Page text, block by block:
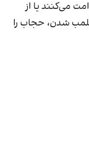
می‌کنند یا از
شدن، حجاب را